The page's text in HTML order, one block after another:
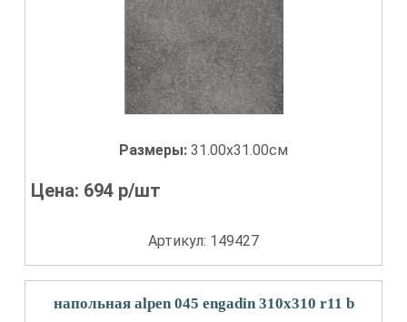
Размеры: 31.00x31.00см
Цена: 694 р/шт
Артикул: 149427
напольная alpen 045 engadin 310x310 r11 b